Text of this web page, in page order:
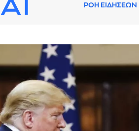
ΡΟΗ ΕΙΔΗΣΕΩΝ